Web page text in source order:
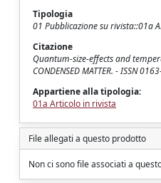
Tipologia
01 Pubblicazione su rivista::01a
Citazione
Quantum-size-effects and
CONDENSED MATTER. - ISSN
Appartiene alla tipologia:
01a Articolo in rivista
File allegati a questo prodotto
Non ci sono file associati a